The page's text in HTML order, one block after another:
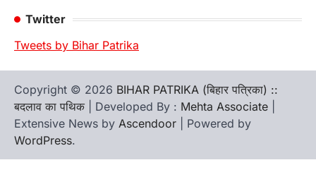
Twitter
Tweets by Bihar Patrika
Copyright © 2026 BIHAR PATRIKA (बिहार पत्रिका) ::
बदलाव का पथिक | Developed By : Mehta Associate
Extensive News by Ascendoor | Powered by
WordPress.